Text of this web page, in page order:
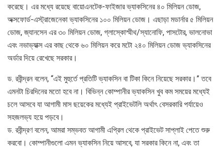
করেছে। এর মধ্যে রয়েছে বায়োএনটেক-ফাইজার ভ্যাকসিনের ৪০ মিলিয়ন ডোজ,
অক্সফোর্ড-এস্ট্রাজেনেকা ভ্যাকসিনের ১০০ মিলিয়ন ডোজ। এছাড়া মডার্নার ৫ মিলিয়ন
ডোজ, জ্যানসেন এর ৩০ মিলিয়ন ডোজ, গ্লাস্কোস্মীথ/স্যানোফি, পাসটোর, ভালনোভা
এবং নভাভ্যাক্স এর কাছ থেকে ৬০ মিলিয়ন করে মটো ২৪০ মিলিয়ন ডোজ ভ্যাকসিনের
অর্ডার দিয়ে রেখেছে সরকার।
ড. রবীন্দ্রন বলেন, “এই মুহুর্তে প্রতিটি ভ্যাকসিন বা টিকা কিনে নিয়েছে সরকার।” তবে
এমনটা চিরদিনের মতো হবে না। বিভিন্ন কোম্পানীর ভ্যাকসিন খুব কম সময়ের মধ্যেই
চলে আসবে যা আগামী মাস ছয়েকের মধ্যেই প্রাইভেটলি অর্থাৎ বেসরকারি পর্যায়েও
সহজলভ্য হয়ে পড়বে।
ড. রবীন্দ্রণ বলেন, আমরা সম্ভবত আগামী এপ্রিল থেকে প্রাইভেট সাপ্লাই পেতে শুরু
করবো। কোম্পানীগুলো এমন ভ্যাকসিন নিয়ে আসবে, যা সরকার কিনে না, এবং তা